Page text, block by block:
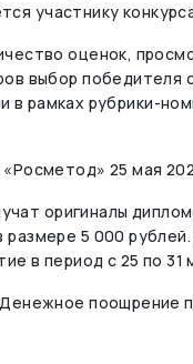
участнику
оценок,
выбор
в рамках рубрики-
25 мая
оригиналы
5 000
в период с 25 по 31
поощрение